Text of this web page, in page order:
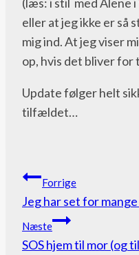
eller at jeg ikke er så
mig ind. At jeg viser
op, hvis det bliver for
Update følger helt
tilfældet…
Indlægsnavigation
Forrige
Jeg har set for
Næste
SOS hjem til mor (og